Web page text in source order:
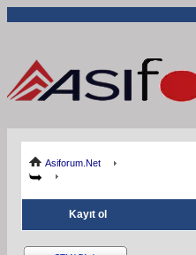
Asiforum.Net
Kayıt ol